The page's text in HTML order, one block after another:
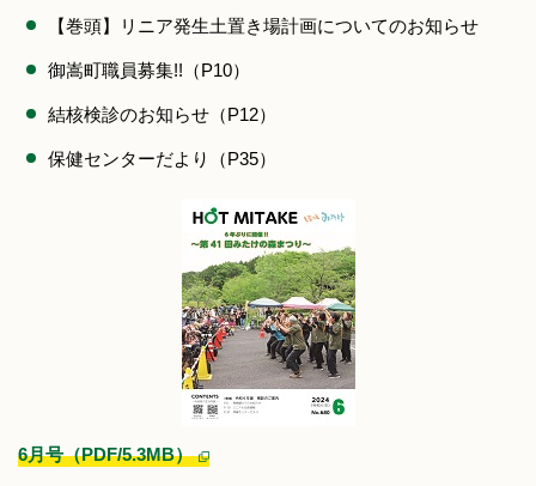
【巻頭】リニア発生土置き場計画についてのお知らせ
御嵩町職員募集!!（P10）
結核検診のお知らせ（P12）
保健センターだより（P35）
6月号（PDF/5.3MB）